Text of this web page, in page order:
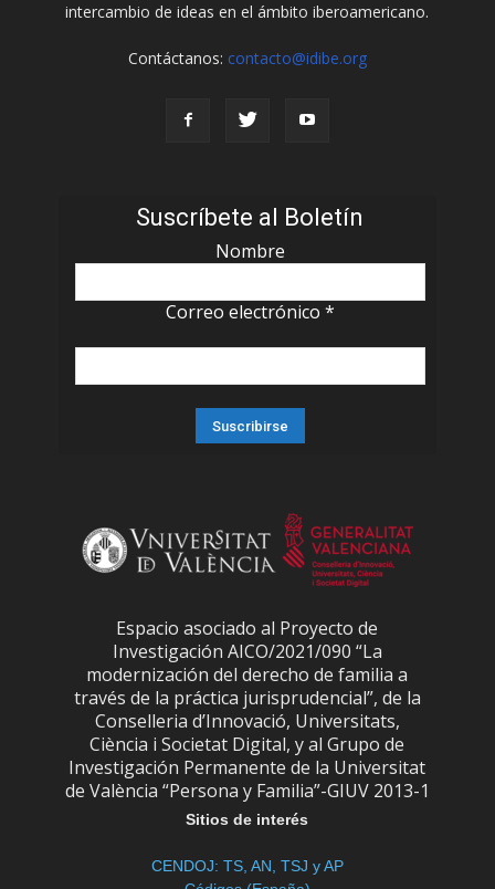
intercambio de ideas en el ámbito iberoamericano.
Contáctanos: contacto@idibe.org
Suscríbete al Boletín
Nombre
Correo electrónico *
Espacio asociado al Proyecto de
Investigación AICO/2021/090 “La
modernización del derecho de familia a
través de la práctica jurisprudencial”, de la
Conselleria d’Innovació, Universitats,
Ciència i Societat Digital, y al Grupo de
Investigación Permanente de la Universitat
de València “Persona y Familia”-GIUV 2013-1
Sitios de interés
CENDOJ: TS, AN, TSJ y AP